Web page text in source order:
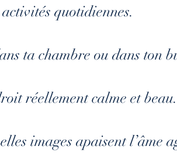
quotidiennes.
ta chambre ou dans ton
réellement calme et beau.
images apaisent l’âme